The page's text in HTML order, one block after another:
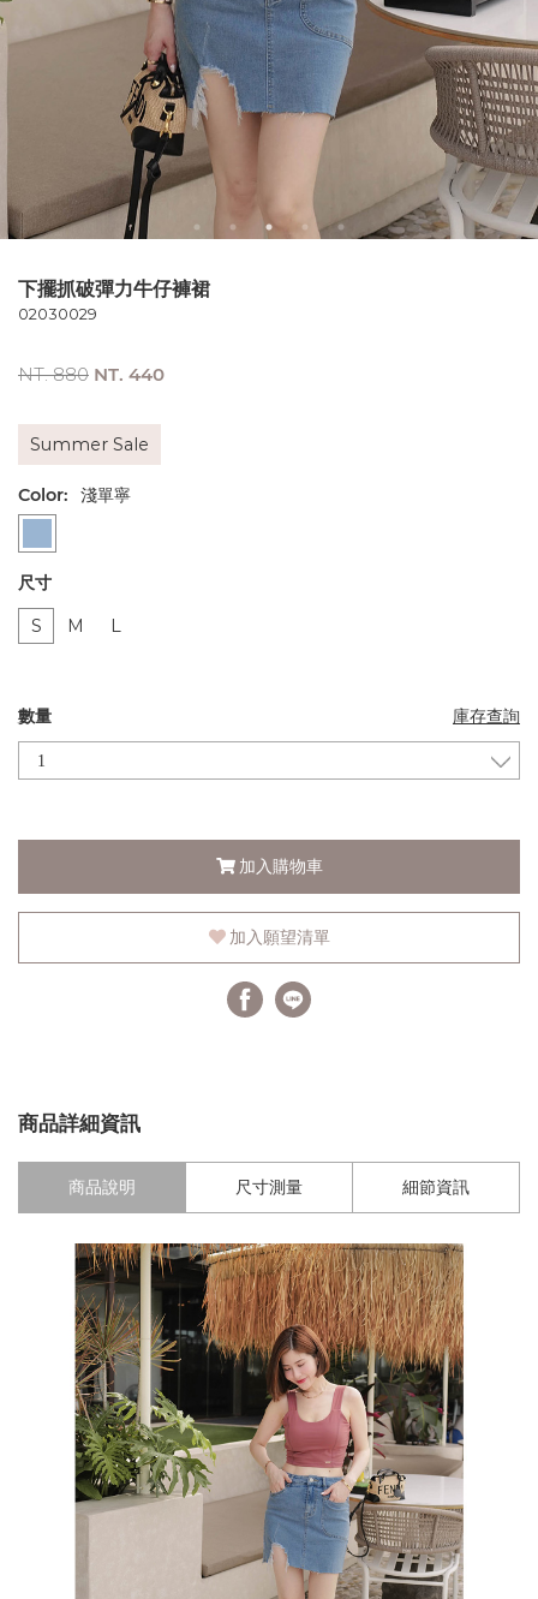
下擺抓破彈力牛仔褲裙
02030029
NT. 880 NT. 440
Summer Sale
Color: 淺單寧
尺寸
S
M L
數量 庫存查詢
加入購物車
加入願望清單
商品詳細資訊
商品說明 尺寸測量 細節資訊